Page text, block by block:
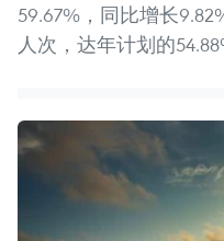
59.67%，同比增长
人次，达年计划的